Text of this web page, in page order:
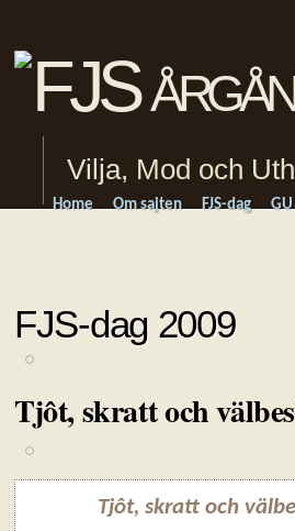
Vilja, Mod och
Home Om sajten FJS-dag
FJS-dag 2009
Tjôt, skratt och
Tjôt, skratt och